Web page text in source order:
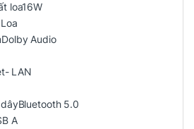
loa16W
Audio
LAN
5.0
A